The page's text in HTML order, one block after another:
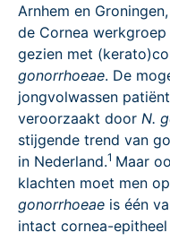
Arnhem en
de Cornea
gezien met
gonorrhoeae. De
jongvolwassen
veroorzaakt door N.
stijgende trend van
in Nederland.1 Maar
klachten moet men
gonorrhoeae is één
intact cornea-